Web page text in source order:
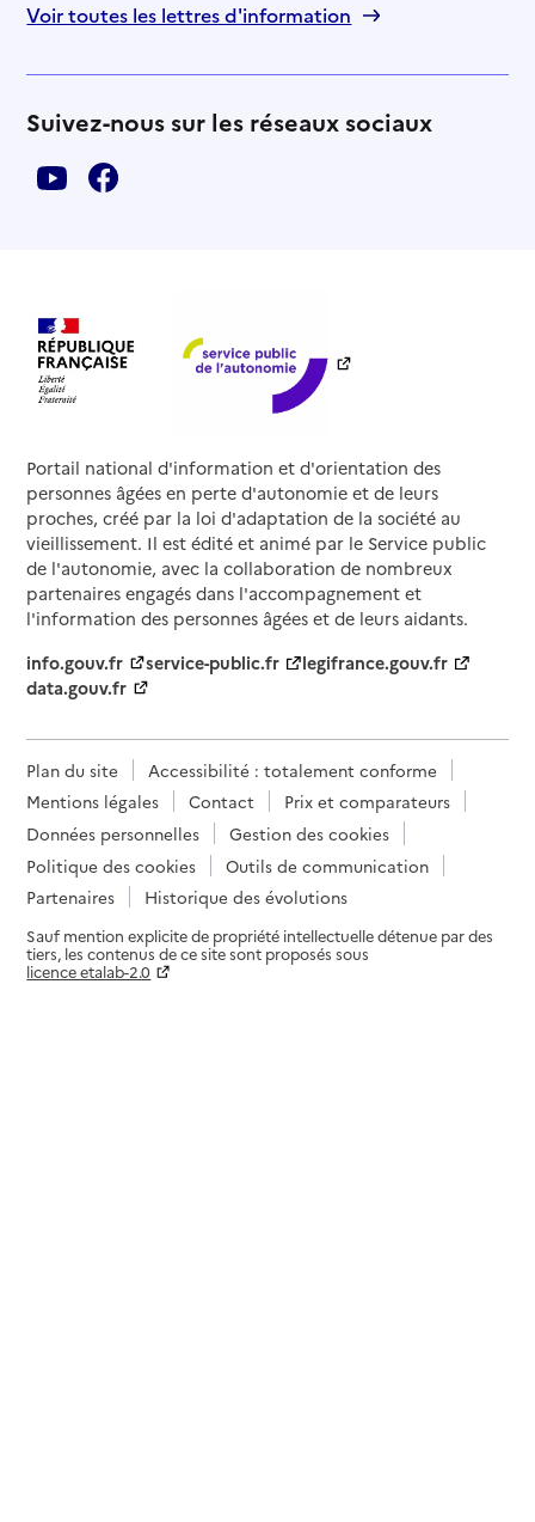
Voir toutes les lettres d'information
Suivez-nous sur les réseaux sociaux
Portail national d'information et d'orientation des
personnes âgées en perte d'autonomie et de leurs
proches, créé par la loi d'adaptation de la société au
vieillissement. Il est édité et animé par le Service public
de l'autonomie, avec la collaboration de nombreux
partenaires engagés dans l'accompagnement et
l'information des personnes âgées et de leurs aidants.
info.gouv.fr
service-public.fr
legifrance.gouv.fr
data.gouv.fr
Plan du site
Accessibilité : totalement conforme
Mentions légales
Contact
Prix et comparateurs
Données personnelles
Gestion des cookies
Politique des cookies
Outils de communication
Partenaires
Historique des évolutions
Sauf mention explicite de propriété intellectuelle détenue par des
tiers, les contenus de ce site sont proposés sous
licence etalab-2.0